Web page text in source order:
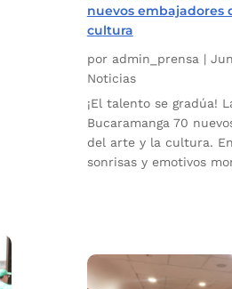
nuevos embajadores
cultura
por admin_prensa |
Noticias
¡El talento se gradúa!
Bucaramanga 70
del arte y la cultura.
sonrisas y emotivos